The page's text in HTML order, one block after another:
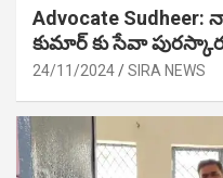
Advocate
కుమార్ కు సేవా
24/11/2024 SIRA NEWS